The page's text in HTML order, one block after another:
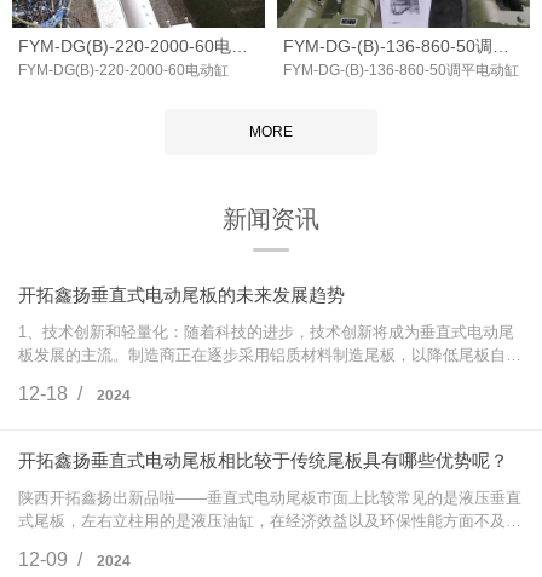
FYM-DG(B)-220-2000-60电动缸 FYM-DG-(B)-136-860-50调平电动缸
MORE
新闻资讯
开拓鑫扬垂直式电动尾板的未来发展趋势
1、技术创新和轻量化：随着科技的进步，技术创新将成为垂直式电动尾
板发展的主流。制造商正在逐步采用铝质材料制造尾板，以降低尾板自
括用电动缸替…
12-18 / 2024
开拓鑫扬垂直式电动尾板相比较于传统尾板具有哪些优势呢？
陕西开拓鑫扬出新品啦——垂直式电动尾板市面上比较常见的是液压垂直
式尾板，左右立柱用的是液压油缸，在经济效益以及环保性能方面不及电
结构，形成…
12-09 / 2024